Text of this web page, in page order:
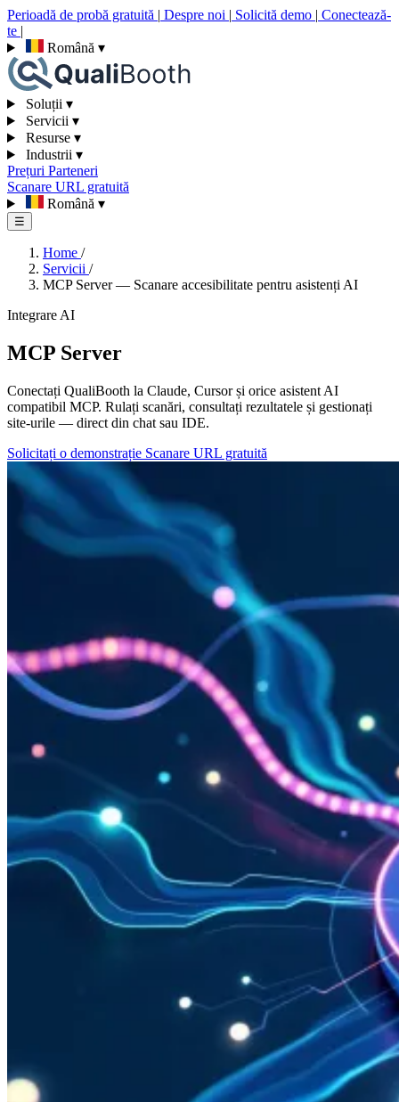
Perioadă de probă gratuită | Despre noi | Solicită demo | Conectează-
te |
Română ▾
Soluții ▾
Servicii ▾
Resurse ▾
Industrii ▾
Prețuri Parteneri
Scanare URL gratuită
Română ▾
☰
Home /
Servicii /
MCP Server — Scanare accesibilitate pentru asistenți AI
Integrare AI
MCP Server
Conectați QualiBooth la Claude, Cursor și orice asistent AI
compatibil MCP. Rulați scanări, consultați rezultatele și gestionați
site-urile — direct din chat sau IDE.
Solicitați o demonstrație Scanare URL gratuită